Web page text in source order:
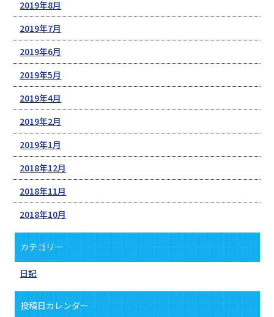
2019年8月
2019年7月
2019年6月
2019年5月
2019年4月
2019年2月
2019年1月
2018年12月
2018年11月
2018年10月
カテゴリー
日記
投稿日カレンダー